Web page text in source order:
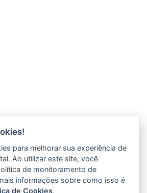
para melhorar sua experiência de
Ao utilizar este site, você
de monitoramento de
informações sobre como isso é
de Cookies.